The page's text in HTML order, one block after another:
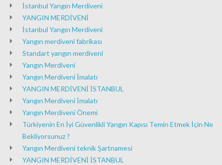
İstanbul Yangın Merdiveni
YANGIN MERDİVENİ
İstanbul Yangın Merdiveni
Yangın merdiveni fabrikası
Standart yangın merdiveni
Yangın Merdiveni
Yangın Merdiveni İmalatı
YANGIN MERDİVENİ İSTANBUL
Yangın Merdiveni İmalatı
Yangın Merdiveni Önemi
Türkiyenin En İyi Güvenlikli Yangın Kapısı Temin Etmek İçin Ne
Bekliyorsunuz ?
Yangın Merdiveni teknik Şartnamesi
YANGIN MERDİVENİ İSTANBUL